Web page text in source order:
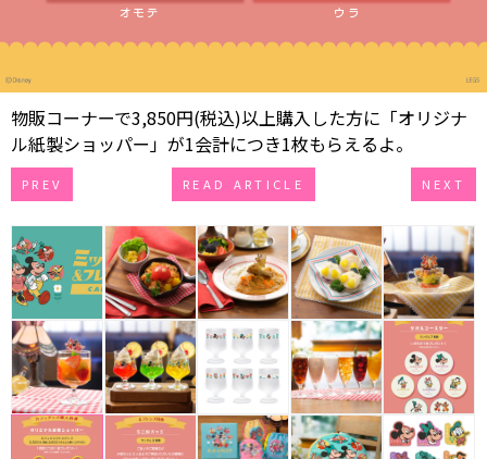
物販コーナーで3,850円(税込)以上購入した方に「オリジナ
ル紙製ショッパー」が1会計につき1枚もらえるよ。
PREV READ ARTICLE NEXT